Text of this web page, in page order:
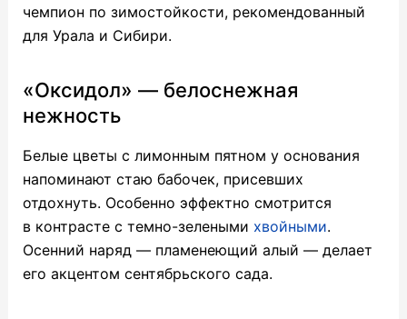
чемпион по зимостойкости, рекомендованный
для Урала и Сибири.
«Оксидол» — белоснежная
нежность
Белые цветы с лимонным пятном у основания
напоминают стаю бабочек, присевших
отдохнуть. Особенно эффектно смотрится
в контрасте с темно-зелеными хвойными.
Осенний наряд — пламенеющий алый — делает
его акцентом сентябрьского сада.